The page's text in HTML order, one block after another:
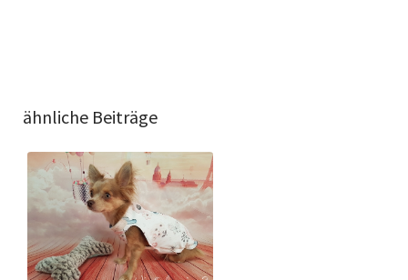
ähnliche Beiträge